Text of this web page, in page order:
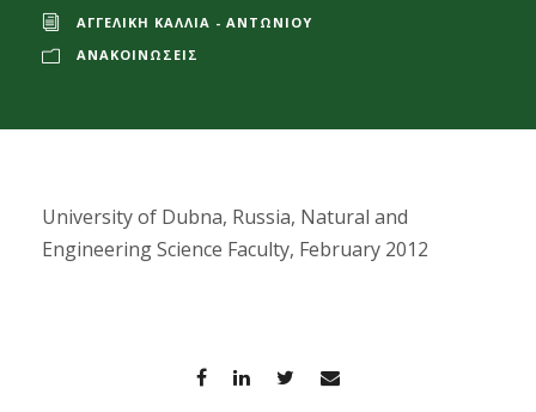
ΑΓΓΕΛΙΚΉ ΚΑΛΛΊΑ - ΑΝΤΩΝΊΟΥ
ΑΝΑΚΟΙΝΏΣΕΙΣ
University of Dubna, Russia, Natural and
Engineering Science Faculty, February 2012